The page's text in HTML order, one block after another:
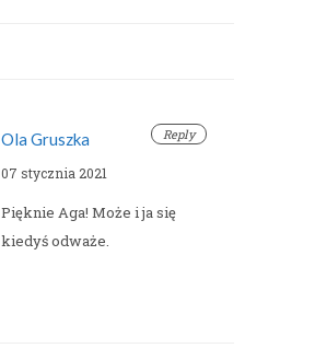
Reply
Ola Gruszka
07 stycznia 2021
Pięknie Aga! Może i ja się
kiedyś odważe.